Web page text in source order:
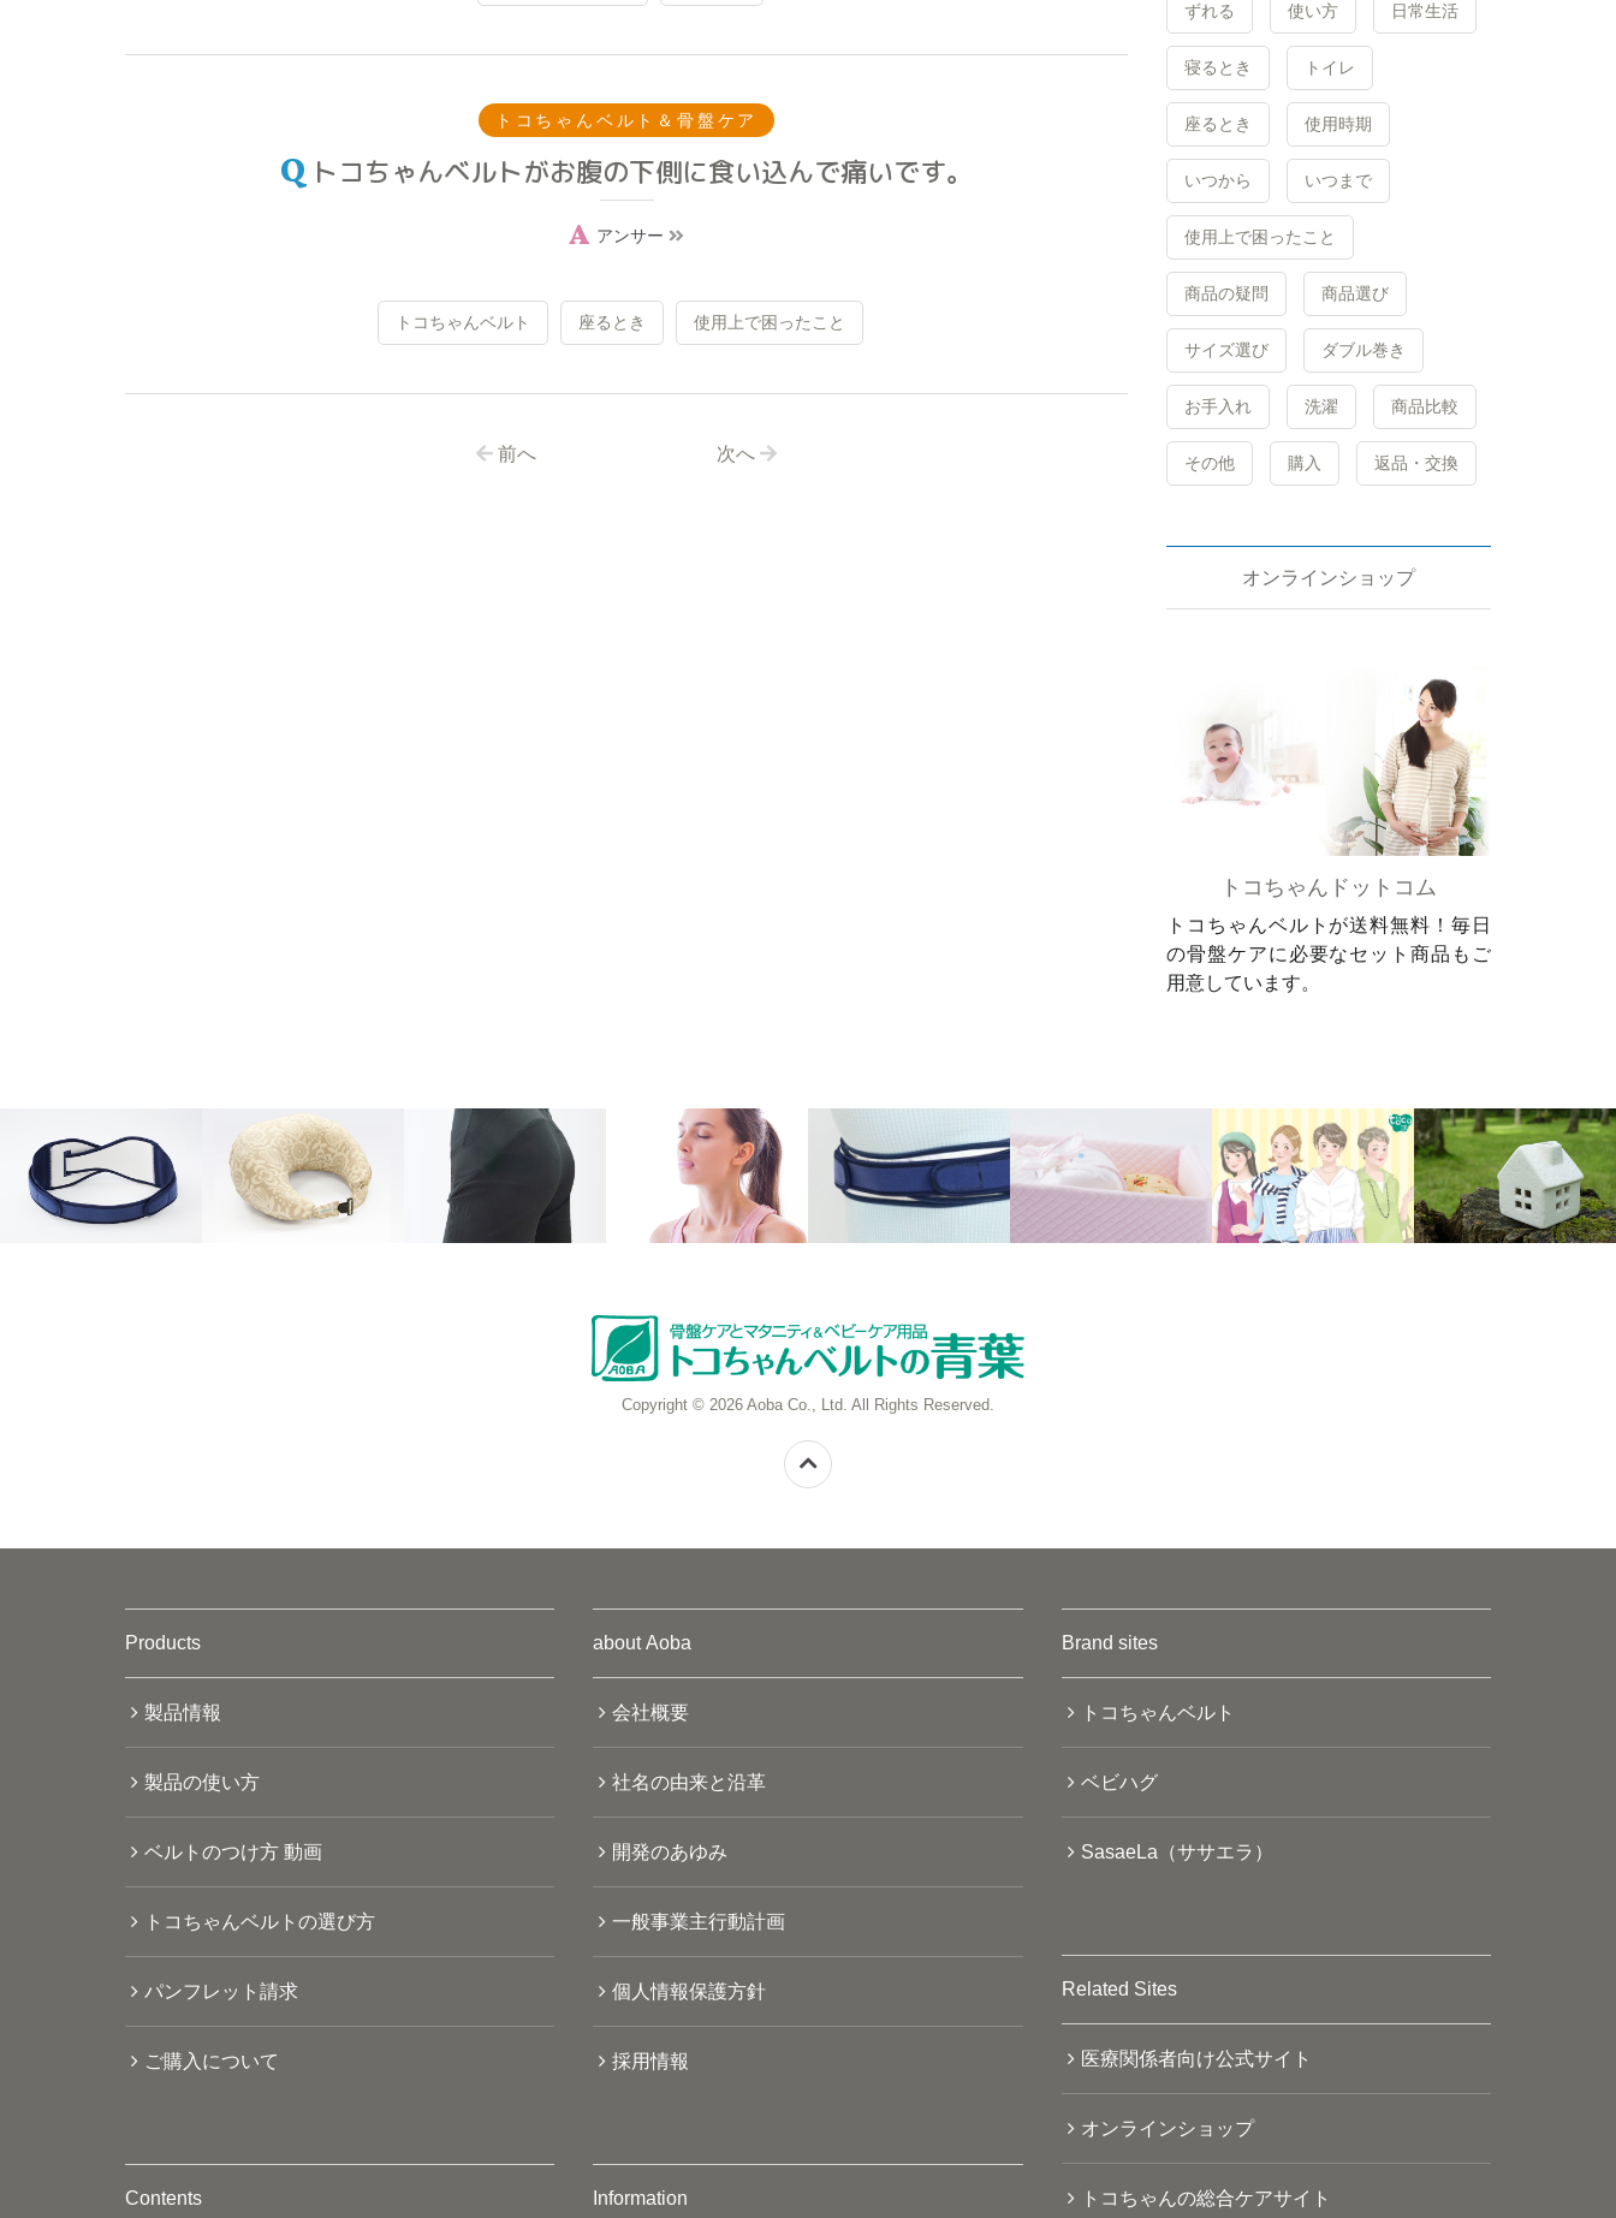
トコちゃんベルト＆骨盤ケア
トコちゃんベルトがお腹の下側に食い込んで痛いです。
アンサー
トコちゃんベルト 座るとき 使用上で困ったこと
前へ 次へ
ずれる 使い方 日常生活
寝るとき トイレ
座るとき 使用時期
いつから いつまで
使用上で困ったこと
商品の疑問 商品選び
サイズ選び ダブル巻き
お手入れ 洗濯 商品比較
その他 購入 返品・交換
オンラインショップ
トコちゃんドットコム
トコちゃんベルトが送料無料！毎日
の骨盤ケアに必要なセット商品もご
用意しています。
Copyright © 2026 Aoba Co., Ltd. All Rights Reserved.
Products
製品情報
製品の使い方
ベルトのつけ方 動画
トコちゃんベルトの選び方
パンフレット請求
ご購入について
Contents
about Aoba
会社概要
社名の由来と沿革
開発のあゆみ
一般事業主行動計画
個人情報保護方針
採用情報
Information
Brand sites
トコちゃんベルト
ベビハグ
SasaeLa（ササエラ）
Related Sites
医療関係者向け公式サイト
オンラインショップ
トコちゃんの総合ケアサイト